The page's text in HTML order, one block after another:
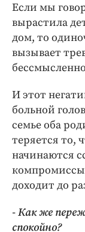
Если мы
вырастила
дом, то
вызывает
И этот
больной
семье оба
теряется то,
начинаются
компромиссы
доходит до
- Как же
спокойно?